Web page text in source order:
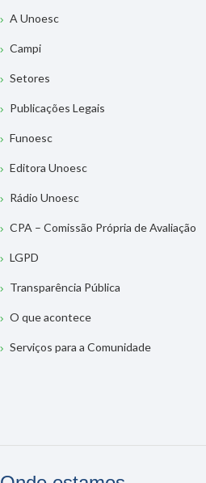
A Unoesc
Campi
Setores
Publicações Legais
Funoesc
Editora Unoesc
Rádio Unoesc
CPA – Comissão Própria de Avaliação
LGPD
Transparência Pública
O que acontece
Serviços para a Comunidade